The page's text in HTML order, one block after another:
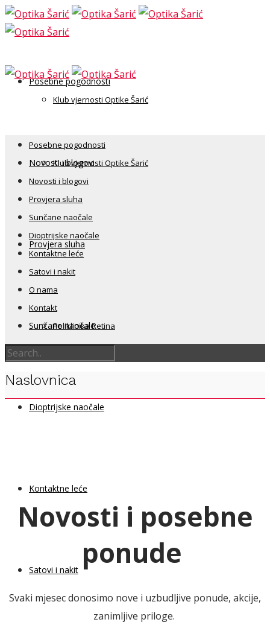
Posebne pogodnosti
Klub vjernosti Optike Šarić
Novosti i blogovi
Provjera sluha
Sunčane naočale
Dioptrijske naočale
Kontaktne leće
Satovi i nakit
Posebne pogodnosti
Klub vjernosti Optike Šarić
Novosti i blogovi
Provjera sluha
Sunčane naočale
Dioptrijske naočale
Kontaktne leće
Satovi i nakit
O nama
Kontakt
Poliklinika Retina
Naslovnica
Novosti i posebne
ponude
Svaki mjesec donosimo nove i uzbudljive ponude, akcije,
zanimljive priloge.